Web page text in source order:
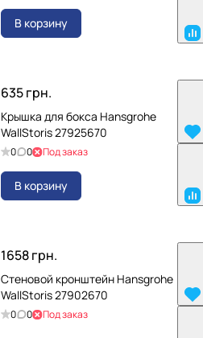
В корзину
635 грн.
Крышка для бокса Hansgrohe
WallStoris 27925670
0 0 Под заказ
В корзину
1658 грн.
Стеновой кронштейн Hansgrohe
WallStoris 27902670
0 0 Под заказ